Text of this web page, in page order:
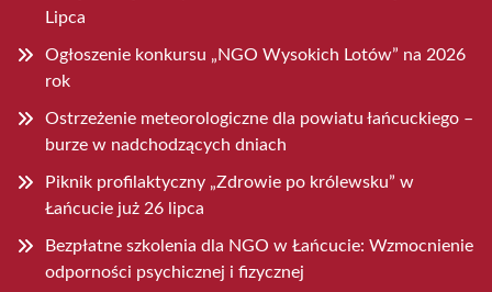
Lipca
Ogłoszenie konkursu „NGO Wysokich Lotów” na 2026
rok
Ostrzeżenie meteorologiczne dla powiatu łańcuckiego –
burze w nadchodzących dniach
Piknik profilaktyczny „Zdrowie po królewsku” w
Łańcucie już 26 lipca
Bezpłatne szkolenia dla NGO w Łańcucie: Wzmocnienie
odporności psychicznej i fizycznej